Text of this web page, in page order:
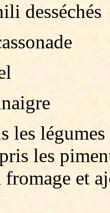
desséchés
les
les
fromage et